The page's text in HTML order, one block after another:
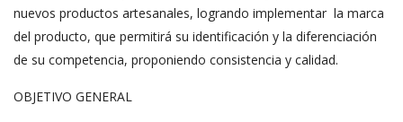
nuevos productos artesanales, logrando implementar la marca
del producto, que permitirá su identificación y la diferenciación
de su competencia, proponiendo consistencia y calidad.
OBJETIVO GENERAL